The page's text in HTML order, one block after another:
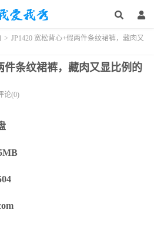
> JP1420 宽松背心+假两件条纹裙裤，藏肉又
件条纹裙裤，藏肉又显比例的
论(0)